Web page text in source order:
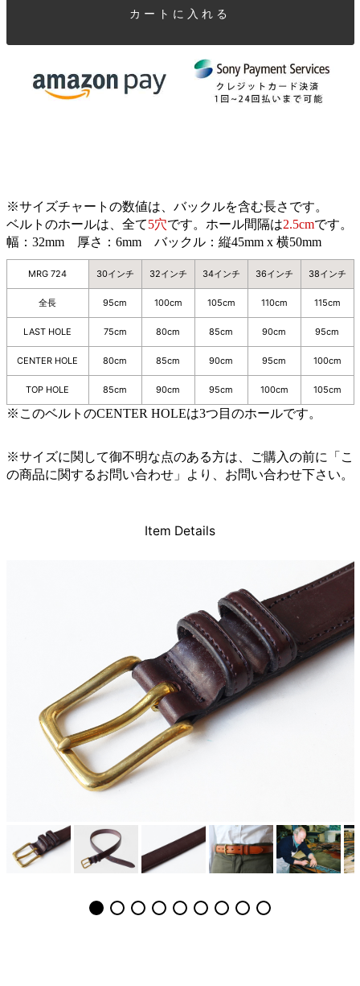
カートに入れる
※サイズチャートの数値は、バックルを含む長さです。
ベルトのホールは、全て5穴です。ホール間隔は2.5cmです。
幅：32mm 厚さ：6mm バックル：縦45mm x 横50mm
MRG 724 30インチ 32インチ 34インチ 36インチ 38インチ
全長 95cm 100cm 105cm 110cm 115cm
LAST HOLE 75cm 80cm 85cm 90cm 95cm
CENTER HOLE 80cm 85cm 90cm 95cm 100cm
TOP HOLE 85cm 90cm 95cm 100cm 105cm
※このベルトのCENTER HOLEは3つ目のホールです。
※サイズに関して御不明な点のある方は、ご購入の前に「こ
の商品に関するお問い合わせ」より、お問い合わせ下さい。
Item Details